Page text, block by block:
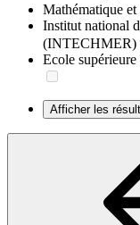
Mathématique et
Institut national
(INTECHMER)
Ecole
Afficher les